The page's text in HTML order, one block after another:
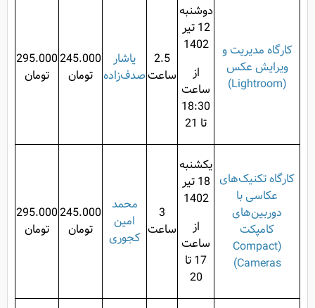
کارگاه مدیریت و
ویرایش عکس
(Lightroom)
دوشنبه
12 تیر
1402
از
ساعت
18:30
تا 21
2.5
ساعت
یاشار
صدف‌زاده
245.000
تومان
295.000
تومان
کارگاه تکنیک‌های
عکاسی با
دوربین‌های
کامپکت
(Compact
Cameras)
یکشنبه
18 تیر
1402
از
ساعت
17 تا
20
3
ساعت
محمد
امین
کجوری
245.000
تومان
295.000
تومان